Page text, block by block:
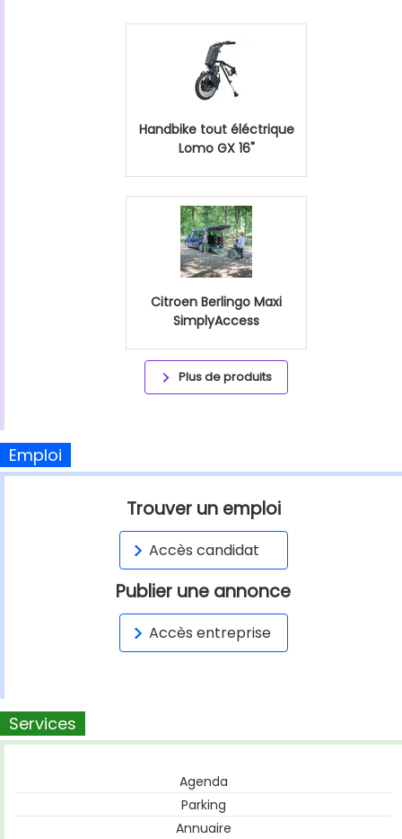
Handbike tout éléctrique
Lomo GX 16"
Citroen Berlingo Maxi
SimplyAccess
Plus de produits
Emploi
Trouver un emploi
Accès candidat
Publier une annonce
Accès entreprise
Services
Agenda
Parking
Annuaire